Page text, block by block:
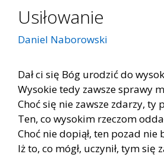
Usiłowanie
Daniel Naborowski
Dał ci się Bóg urodzić do
Wysokie tedy zawsze sprawy
Choć się nie zawsze zdarzy, ty
Ten, co wysokim rzeczom
Choć nie dopiął, ten pozad nie
Iż to, co mógł, uczynił, tym się